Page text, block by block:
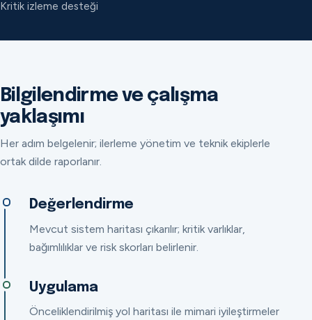
Kritik izleme desteği
Bilgilendirme ve çalışma
yaklaşımı
Her adım belgelenir; ilerleme yönetim ve teknik ekiplerle
ortak dilde raporlanır.
Değerlendirme
Mevcut sistem haritası çıkarılır; kritik varlıklar,
bağımlılıklar ve risk skorları belirlenir.
Uygulama
Önceliklendirilmiş yol haritası ile mimari iyileştirmeler